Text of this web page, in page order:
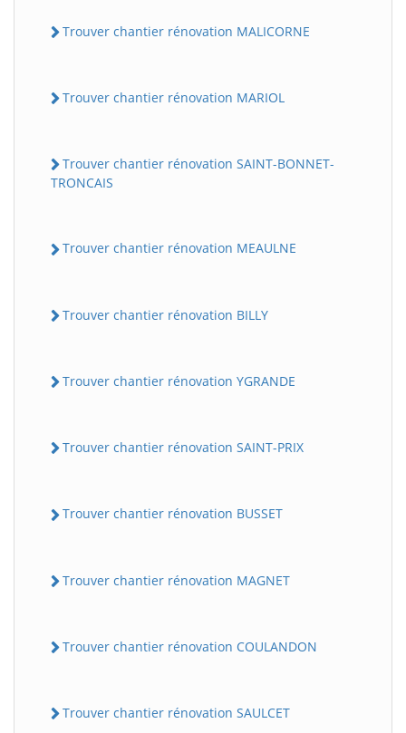
Trouver chantier rénovation MALICORNE
Trouver chantier rénovation MARIOL
Trouver chantier rénovation SAINT-BONNET-
TRONCAIS
Trouver chantier rénovation MEAULNE
Trouver chantier rénovation BILLY
Trouver chantier rénovation YGRANDE
Trouver chantier rénovation SAINT-PRIX
Trouver chantier rénovation BUSSET
Trouver chantier rénovation MAGNET
Trouver chantier rénovation COULANDON
Trouver chantier rénovation SAULCET